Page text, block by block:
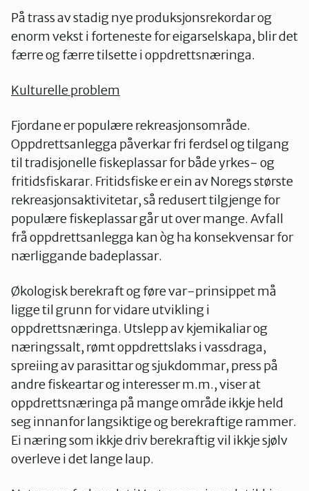
På trass av stadig nye produksjonsrekordar og
enorm vekst i forteneste for eigarselskapa, blir det
færre og færre tilsette i oppdrettsnæringa.
Kulturelle problem
Fjordane er populære rekreasjonsområde.
Oppdrettsanlegga påverkar fri ferdsel og tilgang
til tradisjonelle fiskeplassar for både yrkes- og
fritidsfiskarar. Fritidsfiske er ein av Noregs største
rekreasjonsaktivitetar, så redusert tilgjenge for
populære fiskeplassar går ut over mange. Avfall
frå oppdrettsanlegga kan òg ha konsekvensar for
nærliggande badeplassar.
Økologisk berekraft og føre var-prinsippet må
ligge til grunn for vidare utvikling i
oppdrettsnæringa. Utslepp av kjemikaliar og
næringssalt, rømt oppdrettslaks i vassdraga,
spreiing av parasittar og sjukdommar, press på
andre fiskeartar og interesser m.m., viser at
oppdrettsnæringa på mange område ikkje held
seg innanfor langsiktige og berekraftige rammer.
Ei næring som ikkje driv berekraftig vil ikkje sjølv
overleve i det lange laup.